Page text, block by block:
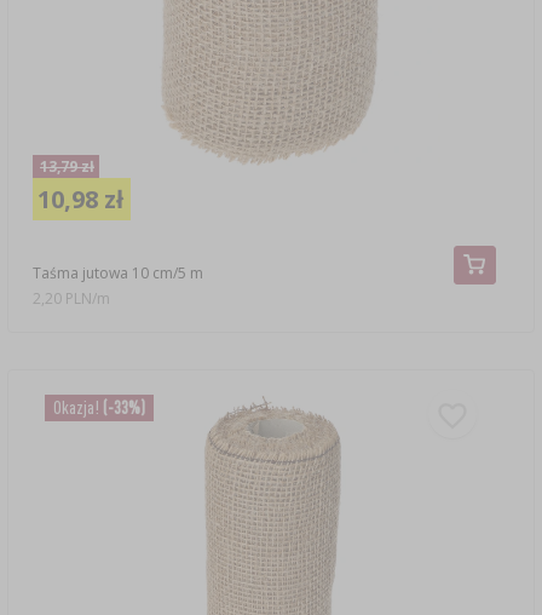
Taśma jutowa 10 cm/5 m
13,79 zł
10,98 zł
2,20 PLN/m
Okazja! (-33%)